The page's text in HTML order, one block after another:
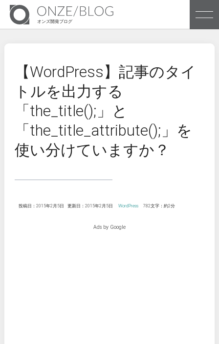
オンズ開発ブログ
株式会社オンズのブログです
Archives
株式会社オンズ企業サイトへ
【WordPress】記事のタイ
トルを出力する
「the_title();」と
「the_title_attribute();」を
使い分けていますか？
投稿日：2015年2月5日 更新日：2015年2月5日 WordPress 782文字：約2分
Ads by Google